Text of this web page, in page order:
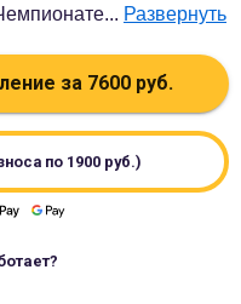
... Развернуть
за 7600 руб.
по 1900 руб.)